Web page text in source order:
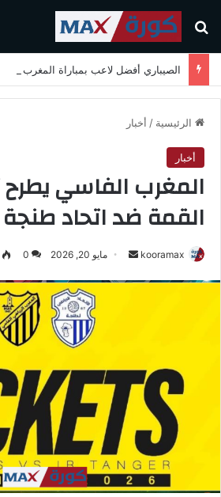
بحث عن
الرئيسية / أخبار
أخبار
المغرب الفاسي يطرح
القمة ضد اتحاد طنجة
kooramax
ي
ا
ك
ت
مايو 20, 2026 0